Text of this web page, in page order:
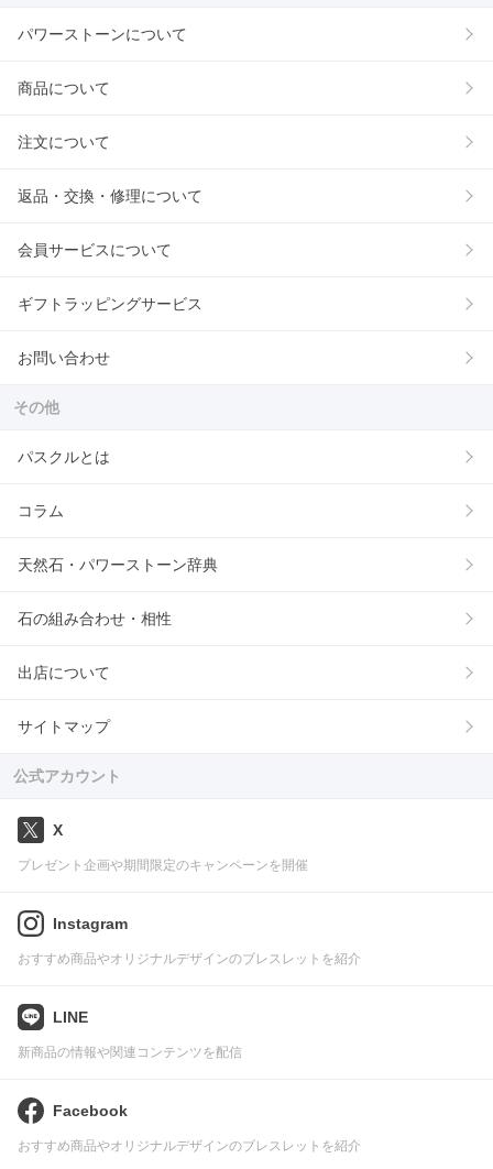
パワーストーンについて
商品について
注文について
返品・交換・修理について
会員サービスについて
ギフトラッピングサービス
お問い合わせ
その他
パスクルとは
コラム
天然石・パワーストーン辞典
石の組み合わせ・相性
出店について
サイトマップ
公式アカウント
X
プレゼント企画や期間限定のキャンペーンを開催
Instagram
おすすめ商品やオリジナルデザインのブレスレットを紹介
LINE
新商品の情報や関連コンテンツを配信
Facebook
おすすめ商品やオリジナルデザインのブレスレットを紹介